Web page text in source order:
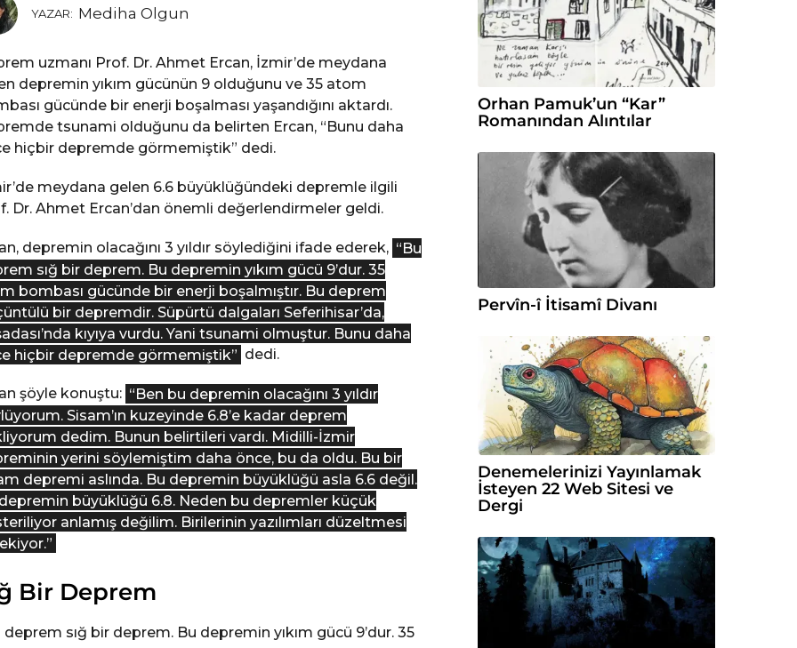
YAZAR: Mediha Olgun
uzmanı Prof. Dr. Ahmet Ercan, İzmir’de meydana
depremin yıkım gücünün 9 olduğunu ve 35 atom
gücünde bir enerji boşalması yaşandığını aktardı.
tsunami olduğunu da belirten Ercan, “Bunu daha
hiçbir depremde görmemiştik” dedi.
meydana gelen 6.6 büyüklüğündeki depremle ilgili
Dr. Ahmet Ercan’dan önemli değerlendirmeler geldi.
depremin olacağını 3 yıldır söylediğini ifade ederek, “Bu
sığ bir deprem. Bu depremin yıkım gücü 9’dur. 35
bombası gücünde bir enerji boşalmıştır. Bu deprem
bir depremdir. Süpürtü dalgaları Seferihisar’da,
kıyıya vurdu. Yani tsunami olmuştur. Bunu daha
hiçbir depremde görmemiştik” dedi.
şöyle konuştu: “Ben bu depremin olacağını 3 yıldır
Sisam’ın kuzeyinde 6.8’e kadar deprem
dedim. Bunun belirtileri vardı. Midilli-İzmir
yerini söylemiştim daha önce, bu da oldu. Bu bir
depremi aslında. Bu depremin büyüklüğü asla 6.6 değil.
büyüklüğü 6.8. Neden bu depremler küçük
anlamış değilim. Birilerinin yazılımları düzeltmesi
Bir Deprem
deprem sığ bir deprem. Bu depremin yıkım gücü 9’dur. 35
Orhan Pamuk’un “Kar”
Romanından Alıntılar
Pervîn-î İtisamî Divanı
Denemelerinizi Yayınlamak
İsteyen 22 Web Sitesi ve
Dergi